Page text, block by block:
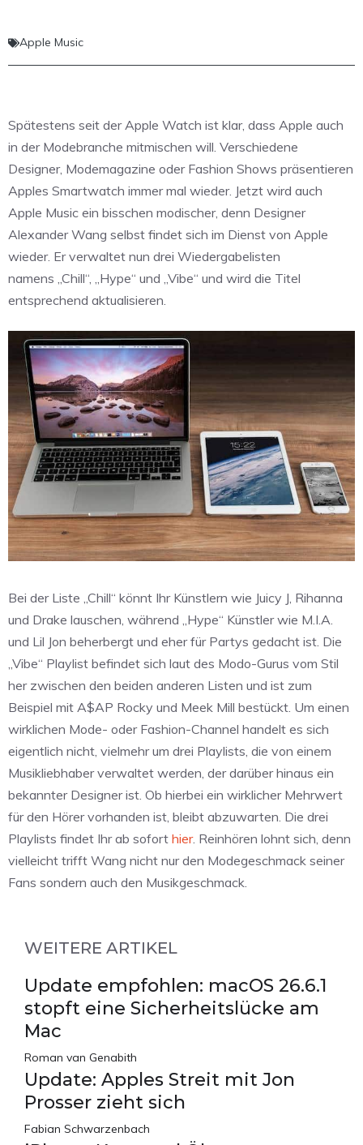
Apple Music
Spätestens seit der Apple Watch ist klar, dass Apple auch
in der Modebranche mitmischen will. Verschiedene
Designer, Modemagazine oder Fashion Shows präsentieren
Apples Smartwatch immer mal wieder. Jetzt wird auch
Apple Music ein bisschen modischer, denn Designer
Alexander Wang selbst findet sich im Dienst von Apple
wieder. Er verwaltet nun drei Wiedergabelisten
namens „Chill“, „Hype“ und „Vibe“ und wird die Titel
entsprechend aktualisieren.
Bei der Liste „Chill“ könnt Ihr Künstlern wie Juicy J, Rihanna
und Drake lauschen, während „Hype“ Künstler wie M.I.A.
und Lil Jon beherbergt und eher für Partys gedacht ist. Die
„Vibe“ Playlist befindet sich laut des Modo-Gurus vom Stil
her zwischen den beiden anderen Listen und ist zum
Beispiel mit A$AP Rocky und Meek Mill bestückt. Um einen
wirklichen Mode- oder Fashion-Channel handelt es sich
eigentlich nicht, vielmehr um drei Playlists, die von einem
Musikliebhaber verwaltet werden, der darüber hinaus ein
bekannter Designer ist. Ob hierbei ein wirklicher Mehrwert
für den Hörer vorhanden ist, bleibt abzuwarten. Die drei
Playlists findet Ihr ab sofort hier. Reinhören lohnt sich, denn
vielleicht trifft Wang nicht nur den Modegeschmack seiner
Fans sondern auch den Musikgeschmack.
WEITERE ARTIKEL
Update empfohlen: macOS 26.6.1
stopft eine Sicherheitslücke am
Mac
Roman van Genabith
Update: Apples Streit mit Jon
Prosser zieht sich
Fabian Schwarzenbach